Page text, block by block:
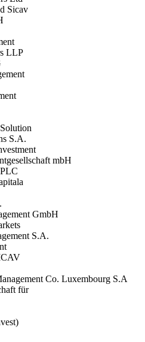
Sicav
LLP
S.A.
mbH
GmbH
S.A.
Co. Luxembourg S.A
für